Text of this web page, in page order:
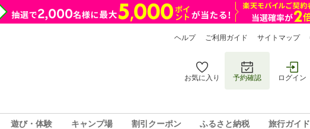
ヘルプ ご利用ガイド サイトマップ
お気に入り 予約確認 ログイン
遊び・体験 キャンプ場 割引クーポン ふるさと納税 旅行ガイド